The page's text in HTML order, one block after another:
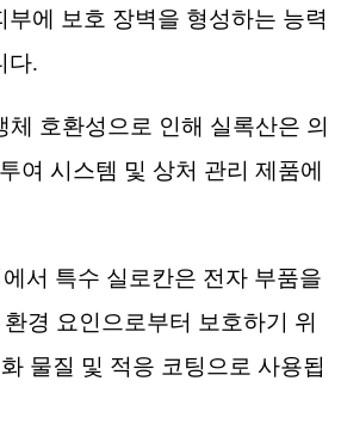
부에 보호 장벽을 형성하는 능력
다.
체 호환성으로 인해 실록산은 의
여 시스템 및 상처 관리 제품에
서 특수 실로칸은 전자 부품을
경 요인으로부터 보호하기 위
물질 및 적응 코팅으로 사용됩